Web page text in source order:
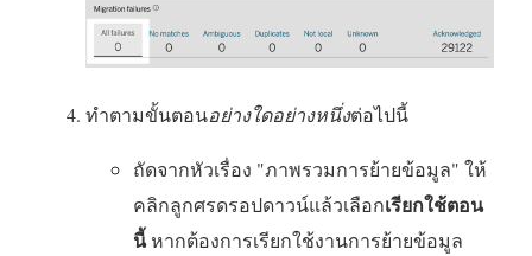
ทำตามขั้นตอนอย่างใดอย่างหนึ่งต่อไปนี้
ถัดจากหัวเรื่อง "ภาพรวมการย้ายข้อมูล" ให้
คลิกลูกศรดรอปดาวน์แล้วเลือกเรียกใช้ตอน
นี้หากต้องการเรียกใช้งานการย้ายข้อมูล